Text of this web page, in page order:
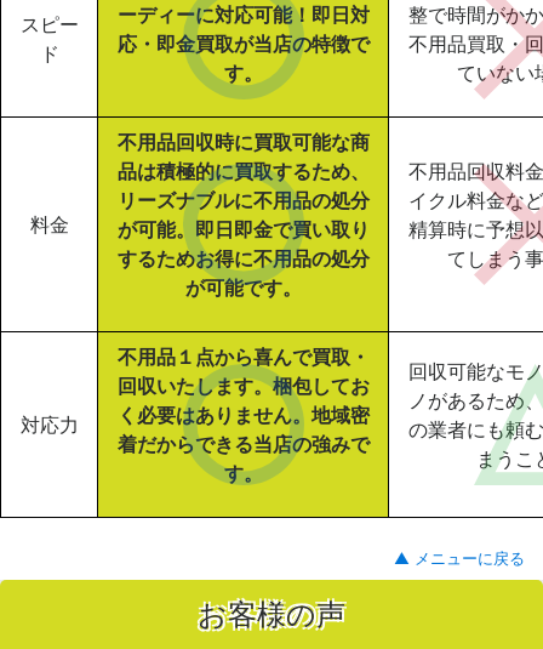
スピー
ド
ーディーに対応可能！即日対
応・即金買取が当店の特徴で
す。
整で時間がか
不用品買取・
ていない
料金
不用品回収時に買取可能な商
品は積極的に買取するため、
リーズナブルに不用品の処分
が可能。即日即金で買い取り
するためお得に不用品の処分
が可能です。
不用品回収料
イクル料金な
精算時に予想
てしまう
対応力
不用品１点から喜んで買取・
回収いたします。梱包してお
く必要はありません。地域密
着だからできる当店の強みで
す。
回収可能なモ
ノがあるため
の業者にも頼
まうこ
▲ メニューに戻る
お客様の声